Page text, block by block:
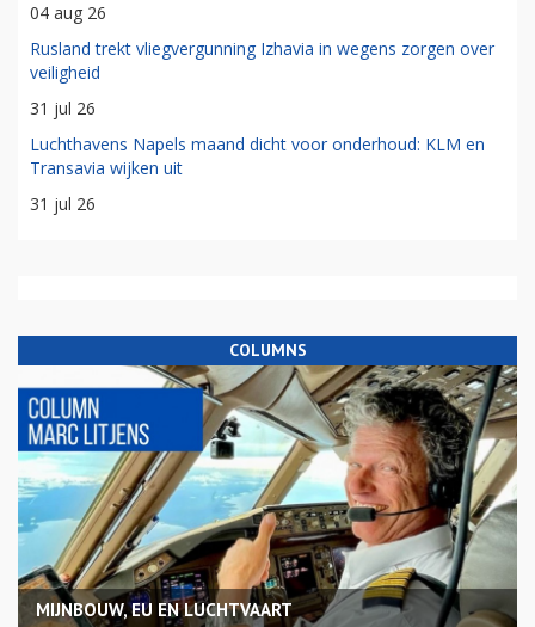
04 aug 26
Rusland trekt vliegvergunning Izhavia in wegens zorgen over
veiligheid
31 jul 26
Luchthavens Napels maand dicht voor onderhoud: KLM en
Transavia wijken uit
31 jul 26
COLUMNS
MIJNBOUW, EU EN LUCHTVAART